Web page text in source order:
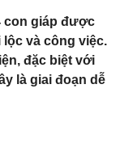
con giáp được
và công việc.
đặc biệt với
là giai đoạn dễ